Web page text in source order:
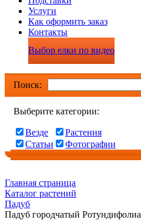
Услуги
Как оформить заказ
Контакты
Выбор елки по видео
Поиск:
Выберите категории:
Везде
Растения
Статьи
Фотографии
Главная страница
Каталог растений
Падуб
Падуб городчатый Ротундифолиа